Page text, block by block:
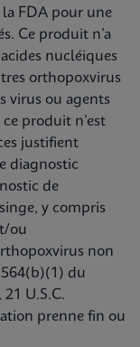
la FDA pour une
Ce produit n’a
nucléiques
orthopoxvirus
virus ou agents
produit n’est
justifient
diagnostic
de
y compris
ou
non
du
U.S.C.
prenne fin ou